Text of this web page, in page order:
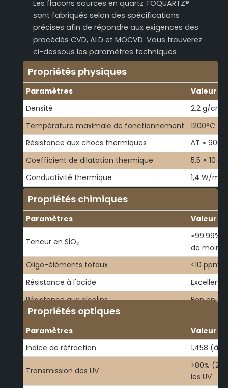
Les flacons sources en quartz TOQUARTZ®
sont fabriqués selon des spécifications
précises afin de répondre aux exigences des
procédés CVD, ALD et MOCVD. Vous trouverez
ci-dessous les paramètres techniques
Propriétés physiques
Paramètres
Valeur /
Densité
2,2 g/
Température maximale de fonctionnement
1200°C -
Résistance aux chocs thermiques
∆T ≥
Coefficient de dilatation thermique
5,5 × 10-
Conductivité thermique
1,4 W/m-
Propriétés chimiques
Paramètres Valeur /
Teneur en SiO₂
≥99.99%
de moins
Oligo-éléments totaux
<10 ppm
Résistance à l'acide
Excellent
Résistance aux alcalins
Bon en
Propriétés optiques
Paramètres
Valeur /
Indice de réfraction
1,458 (à
Transmission des UV
>80%
les UV